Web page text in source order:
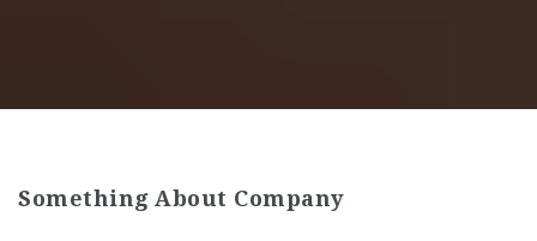
Something About Company